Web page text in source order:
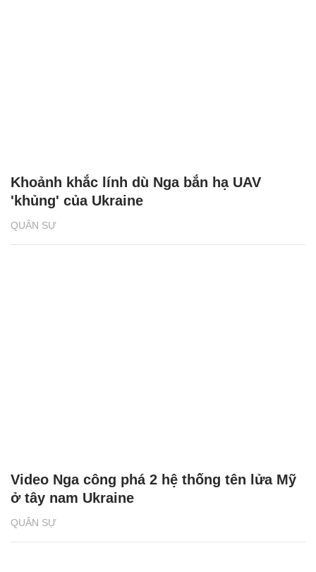
QUÂN SỰ
Khoảnh khắc lính dù Nga bắn hạ UAV
'khủng' của Ukraine
QUÂN SỰ
Video Nga công phá 2 hệ thống tên lửa Mỹ
ở tây nam Ukraine